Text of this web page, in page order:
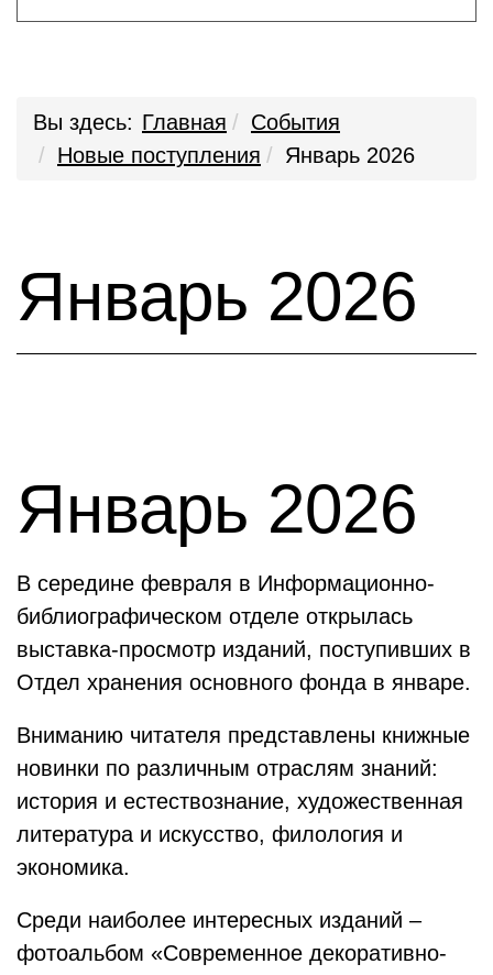
Вы здесь: Главная
События
Новые поступления
Январь 2026
Январь 2026
Январь 2026
В середине февраля в Информационно-
библиографическом отделе открылась
выставка-просмотр изданий, поступивших в
Отдел хранения основного фонда в январе.
Вниманию читателя представлены книжные
новинки по различным отраслям знаний:
история и естествознание, художественная
литература и искусство, филология и
экономика.
Среди наиболее интересных изданий –
фотоальбом «Современное декоративно-